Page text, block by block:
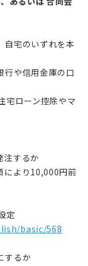
宅のいずれを本
や信用金庫の口
宅ローン控除やマ
注するか
により10,000円前
定
basic/568
するか